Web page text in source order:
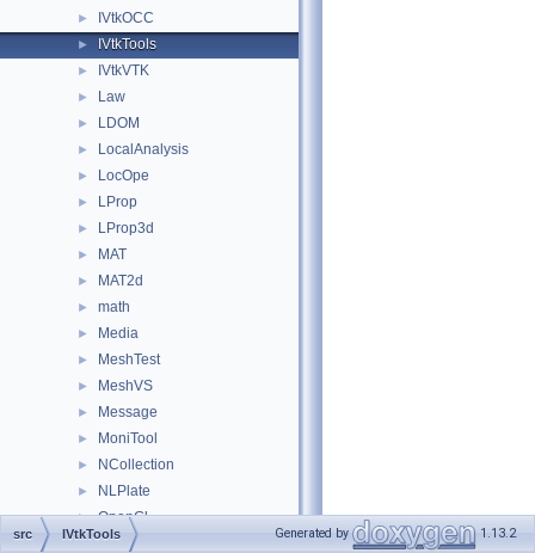
► IVtkOCC
► IVtkTools
► IVtkVTK
► Law
► LDOM
► LocalAnalysis
► LocOpe
► LProp
► LProp3d
► MAT
► MAT2d
► math
► Media
► MeshTest
► MeshVS
► Message
► MoniTool
► NCollection
► NLPlate
► OpenGl
► OpenGlTest
src IVtkTools Generated by 1.13.2